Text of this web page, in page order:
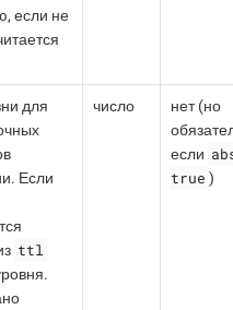
если не
для
Если
ttl
число
нет (но
если
true )